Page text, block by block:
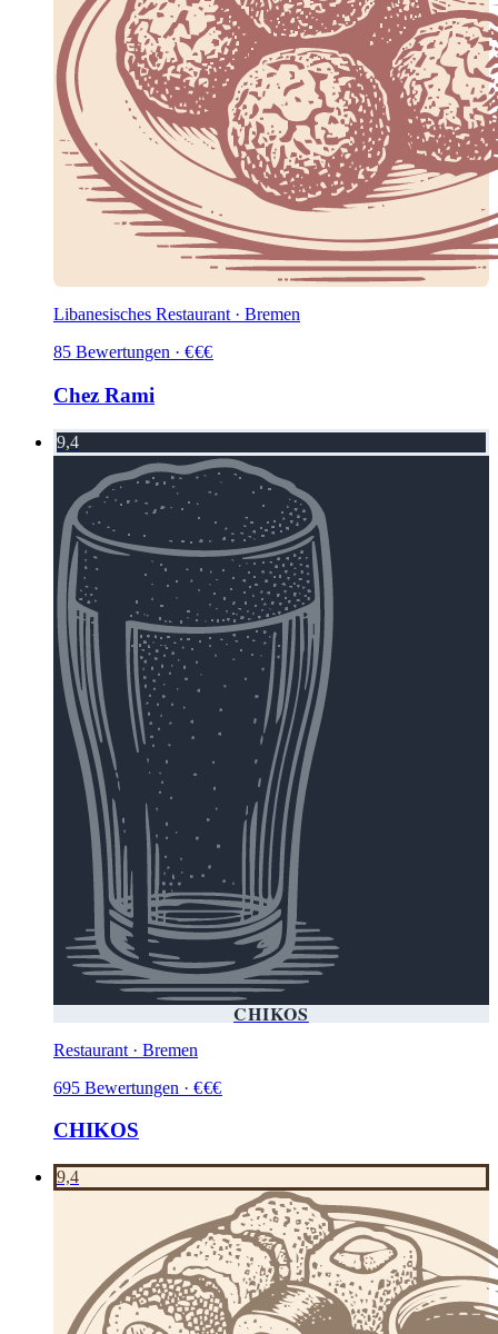
Libanesisches Restaurant · Bremen
85 Bewertungen · €€€
Chez Rami
9,4
CHIKOS
Restaurant · Bremen
695 Bewertungen · €€€
CHIKOS
9,4